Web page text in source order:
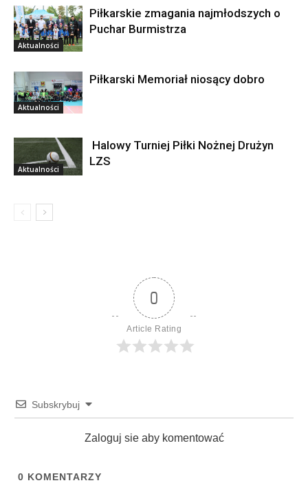
Aktualności
Piłkarskie zmagania najmłodszych o
Puchar Burmistrza
Aktualności
Piłkarski Memoriał niosący dobro
Aktualności
Halowy Turniej Piłki Nożnej Drużyn
LZS
0
Article Rating
Subskrybuj
Zaloguj sie aby komentować
0 KOMENTARZY